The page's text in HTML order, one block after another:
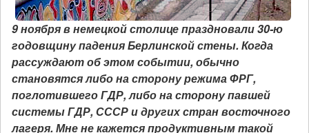
9 ноября в немецкой столице праздновали 30-ю
годовщину падения Берлинской стены. Когда
рассуждают об этом событии, обычно
становятся либо на сторону режима ФРГ,
поглотившего ГДР, либо на сторону павшей
системы ГДР, СССР и других стран восточного
лагеря. Мне не кажется продуктивным такой